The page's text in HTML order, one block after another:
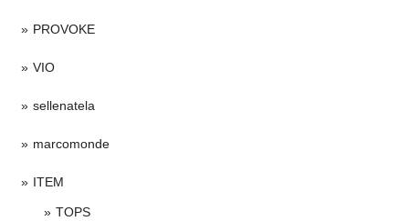
PROVOKE
VIO
sellenatela
marcomonde
ITEM
TOPS